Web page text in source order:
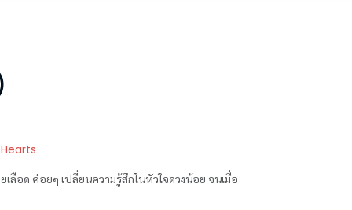
Hearts
ค่อยๆ เปลี่ยนความรู้สึกในหัวใจดวงน้อย จนเมื่อ